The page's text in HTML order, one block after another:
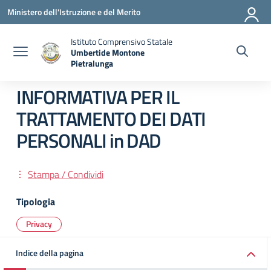
Vai ai contenuti
Vai al menu di navigazione
Vai al footer
Ministero dell'Istruzione e del Merito
Istituto Comprensivo Statale
Umbertide Montone
Pietralunga
INFORMATIVA PER IL
TRATTAMENTO DEI DATI
PERSONALI in DAD
Stampa / Condividi
Tipologia
Privacy
Indice della pagina